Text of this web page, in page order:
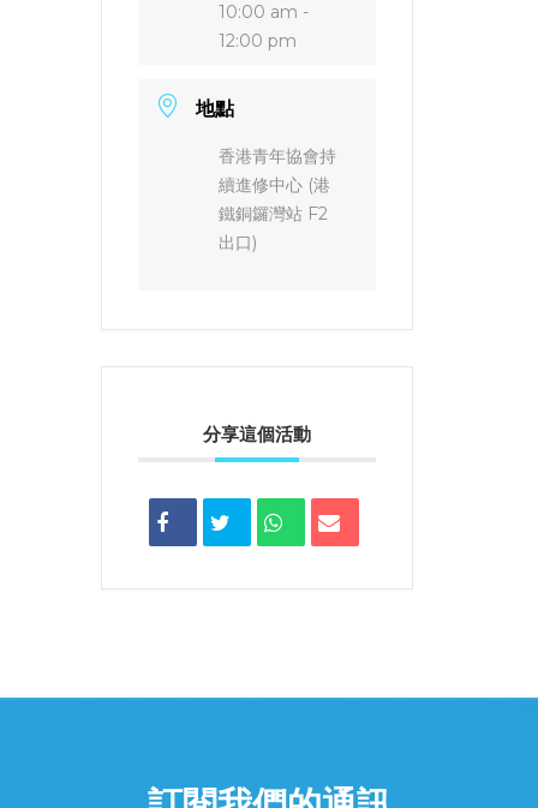
10:00 am -
12:00 pm
地點
香港青年協會持
續進修中心 (港
鐵銅鑼灣站 F2
出口)
分享這個活動